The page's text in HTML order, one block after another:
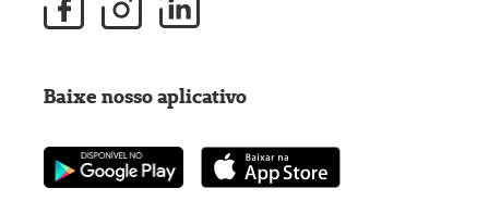
Baixe nosso aplicativo